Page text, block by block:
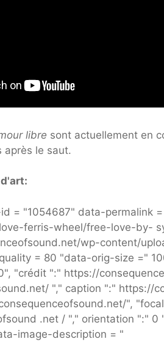
libre sont actuellement en
après le saut.
= "1054687" data-permalink
ferris-wheel/free-love-by-
wp-content/
= 80 "data-orig-size ="
"crédit ":" https://
"," caption ":" https://
",
.net / "," orientation ":"
image-description = "